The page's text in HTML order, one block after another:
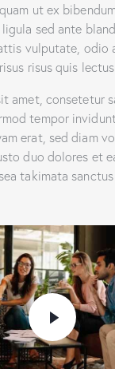
ut ex
ligula sed ante
vulputate, odio
risus quis
amet, consetetur
tempor
erat, sed diam
duo dolores et
takimata